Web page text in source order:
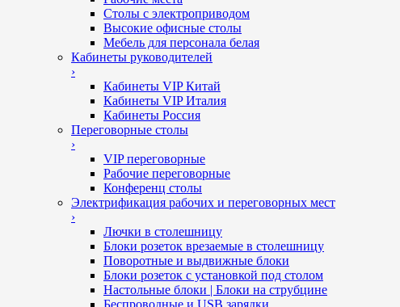
Столы с электроприводом
Высокие офисные столы
Мебель для персонала белая
Кабинеты руководителей
›
Кабинеты VIP Китай
Кабинеты VIP Италия
Кабинеты Россия
Переговорные столы
›
VIP переговорные
Рабочие переговорные
Конференц столы
Электрификация рабочих и переговорных мест
›
Лючки в столешницу
Блоки розеток врезаемые в столешницу
Поворотные и выдвижные блоки
Блоки розеток с установкой под столом
Настольные блоки | Блоки на струбцине
Беспроводные и USB зарядки